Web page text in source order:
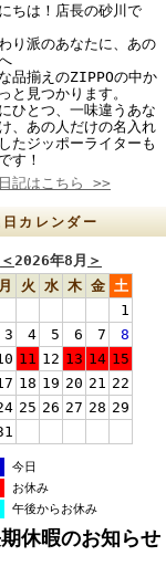
ちは！店長の砂川で
り派のあなたに、あの
品揃えのZIPPOの中か
と見つかります。
ひとつ、一味違うあな
、あの人だけの名入れ
たジッポーライターも
す！
記はこちら >>
カレンダー
＜ 2026年8月 ＞
月 火 水 木 金
土
1
3 4 5 6 7
8
11 12 13 14 15
18 19 20 21 22
25 26 27 28 29
今日
お休み
午後からお休み
休暇のお知らせ